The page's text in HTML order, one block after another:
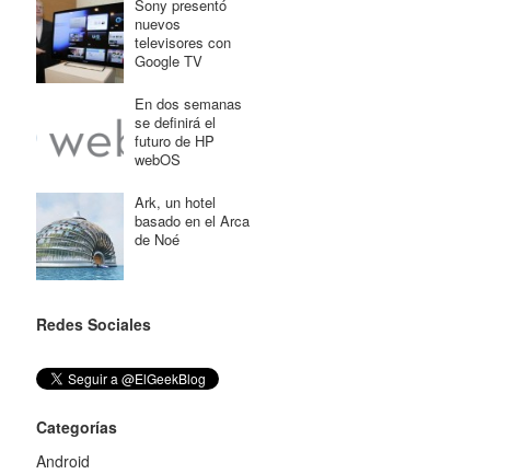
Sony presentó
nuevos
televisores con
Google TV
En dos semanas
se definirá el
futuro de HP
webOS
Ark, un hotel
basado en el Arca
de Noé
Redes Sociales
Categorías
Android